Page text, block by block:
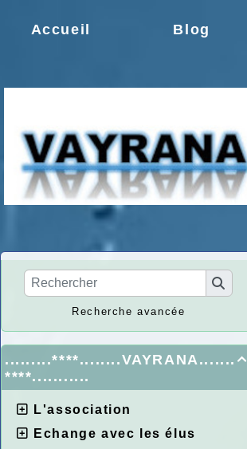
Accueil Blog
Recherche avancée

.........****........VAYRANA.......
****...........
L'association
Echange avec les élus